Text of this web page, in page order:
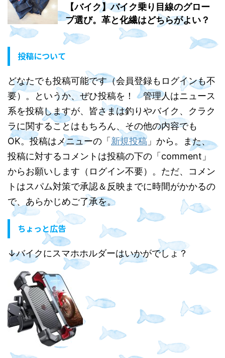
【バイク】バイク乗り目線のグロー
ブ選び。革と化繊はどちらがよい？
投稿について
どなたでも投稿可能です（会員登録もログインも不
要）。というか、ぜひ投稿を！ 管理人はニュース
系を投稿しますが、皆さまは釣りやバイク、クラク
ラに関することはもちろん、その他の内容でも
OK。投稿はメニューの「 新規投稿 」から。また、
投稿に対するコメントは投稿の下の「comment」
からお願いします（ログイン不要）。ただ、コメン
トはスパム対策で承認＆反映までに時間がかかるの
で、あらかじめご了承を。
ちょっと広告
↓バイクにスマホホルダーはいかがでしょ？